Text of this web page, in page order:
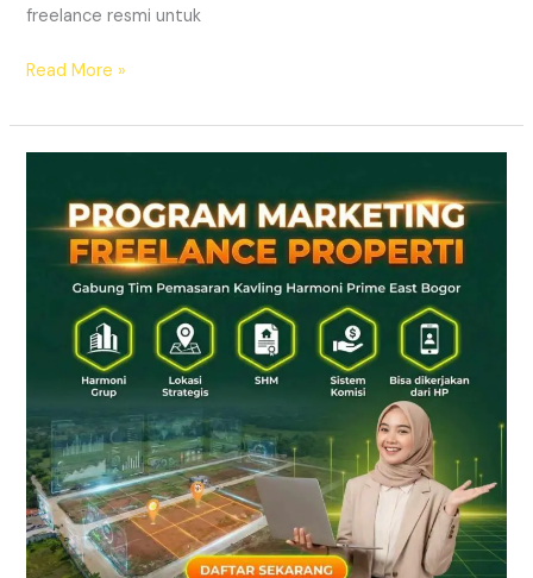
freelance resmi untuk
Read More »
MARKETING
FREELANCE
PROPERTI